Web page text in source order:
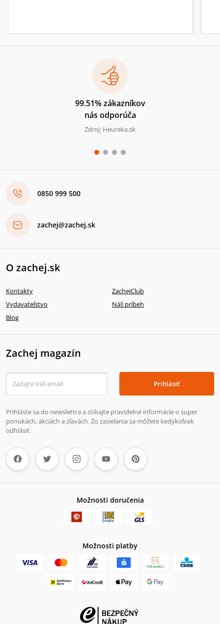
99.51% zákazníkov
nás odporúča
Zdroj: Heureka.sk
0850 999 500
zachej@zachej.sk
O zachej.sk
Kontakty
ZachejClub
Vydavateľstvo
Náš príbeh
Blog
Zachej magazín
Prihlásiť
Prihláste sa do newslettra a získajte pravidelné informácie o super
ponukách, akciách a zľavách. Zo zasielania sa môžete kedykoľvek
odhlásiť.
Možnosti doručenia
Možnosti platby